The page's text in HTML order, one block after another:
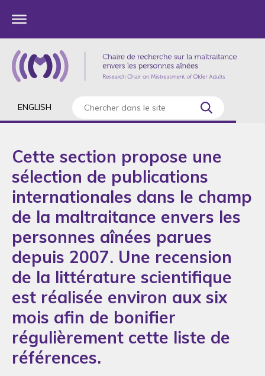
ENGLISH
Cette section propose une
sélection de publications
internationales dans le champ
de la maltraitance envers les
personnes aînées parues
depuis 2007. Une recension
de la littérature scientifique
est réalisée environ aux six
mois afin de bonifier
régulièrement cette liste de
références.